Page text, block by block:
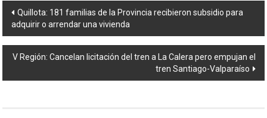
Navegación
de
entradas
Quillota: 181 familias de la Provincia recibieron subsidio para
adquirir o arrendar una vivienda
V Región: Cancelan licitación del tren a La Calera pero empujan el
tren Santiago-Valparaíso